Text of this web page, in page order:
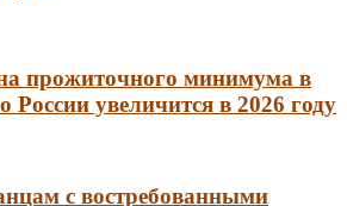
прожиточного минимума в
России увеличится в 2026 году
с востребованными